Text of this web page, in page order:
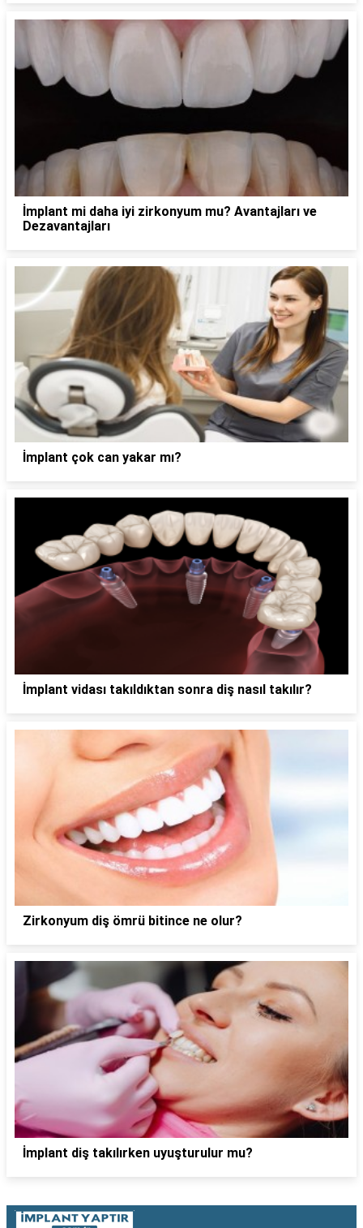
İmplant mi daha iyi zirkonyum mu? Avantajları ve
Dezavantajları
İmplant çok can yakar mı?
İmplant vidası takıldıktan sonra diş nasıl takılır?
Zirkonyum diş ömrü bitince ne olur?
İmplant diş takılırken uyuşturulur mu?